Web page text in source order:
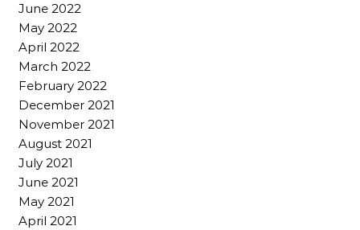
June 2022
May 2022
April 2022
March 2022
February 2022
December 2021
November 2021
August 2021
July 2021
June 2021
May 2021
April 2021